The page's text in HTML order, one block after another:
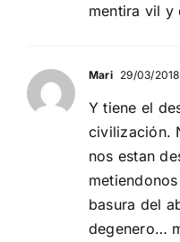
mentira vil y
Mari 29/03/
Y tiene el
civilización.
nos estan
basura del
degenero…